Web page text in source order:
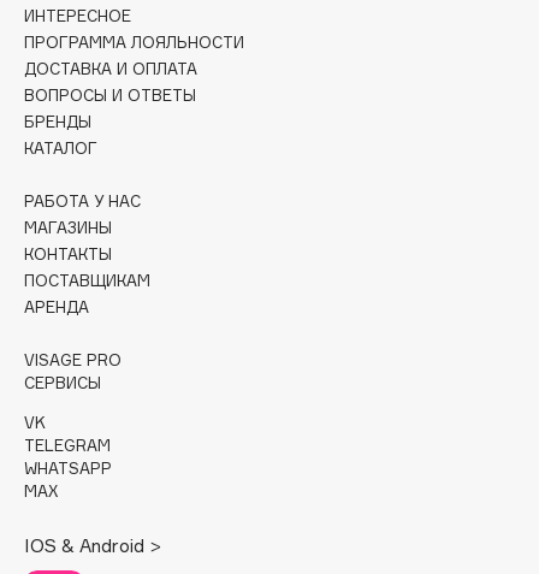
Club De Nuit
Collagenina
Corimo
CosRX
Crescina
Cunzite
Curaprox
D
d'Alba
DABO
DARLING*
ИНТЕРЕСНОЕ
ПРОГРАММА ЛОЯЛЬНОСТИ
ДОСТАВКА И ОПЛАТА
ВОПРОСЫ И ОТВЕТЫ
БРЕНДЫ
КАТАЛОГ
РАБОТА У НАС
МАГАЗИНЫ
КОНТАКТЫ
ПОСТАВЩИКАМ
АРЕНДА
VISAGE PRO
СЕРВИСЫ
VK
TELEGRAM
WHATSAPP
MAX
IOS & Android >